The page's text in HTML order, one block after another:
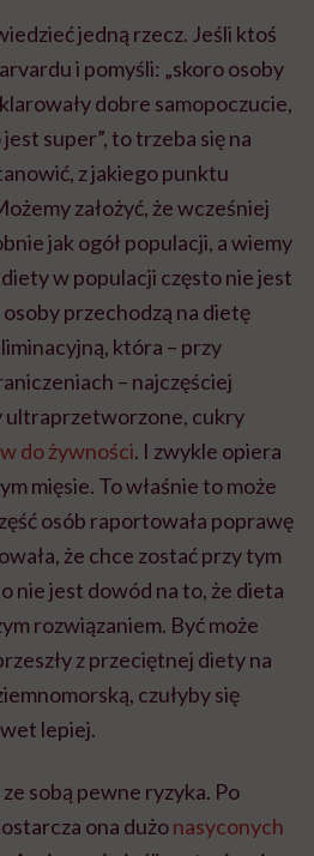
jedną rzecz. Jeśli ktoś
i pomyśli: „skoro osoby
dobre samopoczucie,
super”, to trzeba się na
z jakiego punktu
założyć, że wcześniej
jak ogół populacji, a wiemy
w populacji często nie jest
przechodzą na dietę
która – przy
– najczęściej
ultraprzetworzone, cukry
do żywności. I zwykle opiera
mięsie. To właśnie to może
osób raportowała poprawę
że chce zostać przy tym
nie jest dowód na to, że dieta
rozwiązaniem. Być może
z przeciętnej diety na
czułyby się
lepiej.
sobą pewne ryzyka. Po
ona dużonasyconych